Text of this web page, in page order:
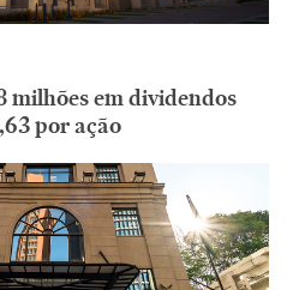
milhões em dividendos
por ação